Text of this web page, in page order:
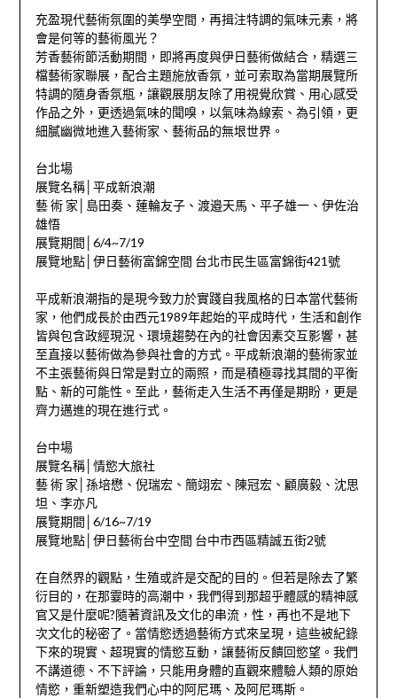
充盈現代藝術氛圍的美學空間，再揖注特調的氣味元素，將
會是何等的藝術風光？
芳香藝術節活動期間，即將再度與伊日藝術做結合，精選三
檔藝術家聯展，配合主題施放香氛，並可索取為當期展覽所
特調的隨身香氛瓶，讓觀展朋友除了用視覺欣賞、用心感受
作品之外，更透過氣味的聞嗅，以氣味為線索、為引領，更
細膩幽微地進入藝術家、藝術品的無垠世界。
台北場
展覽名稱│平成新浪潮
藝 術 家│島田奏、蓮輪友子、渡邉天馬、平子雄一、伊佐治
雄悟
展覽期間│6/4~7/19
展覽地點│伊日藝術富錦空間 台北市民生區富錦街421號
平成新浪潮指的是現今致力於實踐自我風格的日本當代藝術
家，他們成長於由西元1989年起始的平成時代，生活和創作
皆與包含政經現況、環境趨勢在內的社會因素交互影響，甚
至直接以藝術做為參與社會的方式。平成新浪潮的藝術家並
不主張藝術與日常是對立的兩照，而是積極尋找其間的平衡
點、新的可能性。至此，藝術走入生活不再僅是期盼，更是
齊力邁進的現在進行式。
台中場
展覽名稱│情慾大旅社
藝 術 家│孫培懋、倪瑞宏、簡翊宏、陳冠宏、顧廣毅、沈思
坦、李亦凡
展覽期間│6/16~7/19
展覽地點│伊日藝術台中空間 台中市西區精誠五街2號
在自然界的觀點，生殖或許是交配的目的。但若是除去了繁
衍目的，在那霎時的高潮中，我們得到那超乎體感的精神感
官又是什麼呢?隨著資訊及文化的串流，性，再也不是地下
次文化的秘密了。當情慾透過藝術方式來呈現，這些被紀錄
下來的現實、超現實的情慾互動，讓藝術反饋回慾望。我們
不講道德、不下評論，只能用身體的直觀來體驗人類的原始
情慾，重新塑造我們心中的阿尼瑪、及阿尼瑪斯。